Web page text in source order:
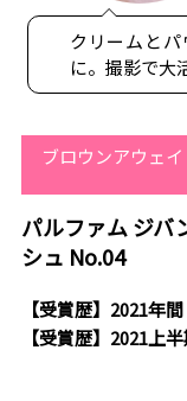
クリームと
に。撮影で大
ブロウンアウェ
パルファム ジバ
シュ No.04
【受賞歴】2021年
【受賞歴】2021上